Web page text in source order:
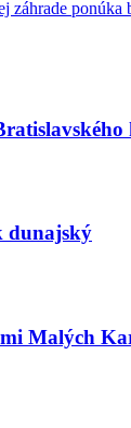
záhrade
dunajský
Malých